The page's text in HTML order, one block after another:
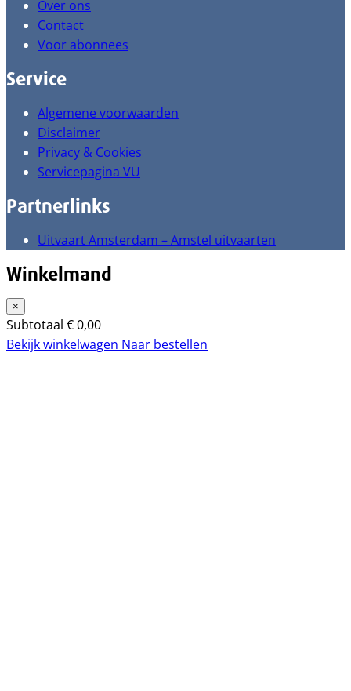
Over ons
Contact
Voor abonnees
Service
Algemene voorwaarden
Disclaimer
Privacy & Cookies
Servicepagina VU
Partnerlinks
Uitvaart Amsterdam – Amstel uitvaarten
Winkelmand
×
Subtotaal €0,00
Bekijk winkelwagen Naar bestellen